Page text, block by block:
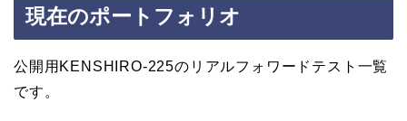
現在のポートフォリオ
公開用KENSHIRO-225のリアルフォワードテスト一覧
です。